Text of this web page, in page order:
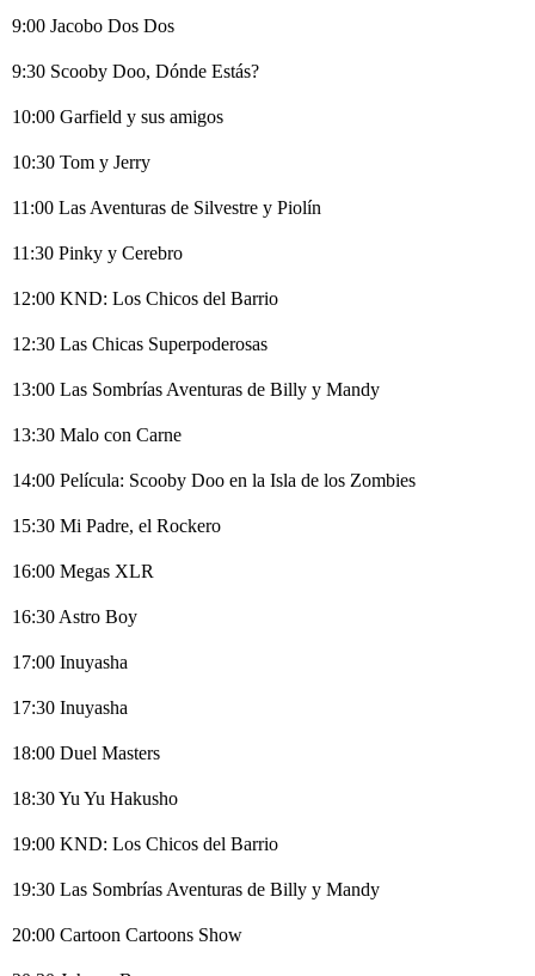
9:00 Jacobo Dos Dos
9:30 Scooby Doo, Dónde Estás?
10:00 Garfield y sus amigos
10:30 Tom y Jerry
11:00 Las Aventuras de Silvestre y Piolín
11:30 Pinky y Cerebro
12:00 KND: Los Chicos del Barrio
12:30 Las Chicas Superpoderosas
13:00 Las Sombrías Aventuras de Billy y Mandy
13:30 Malo con Carne
14:00 Película: Scooby Doo en la Isla de los Zombies
15:30 Mi Padre, el Rockero
16:00 Megas XLR
16:30 Astro Boy
17:00 Inuyasha
17:30 Inuyasha
18:00 Duel Masters
18:30 Yu Yu Hakusho
19:00 KND: Los Chicos del Barrio
19:30 Las Sombrías Aventuras de Billy y Mandy
20:00 Cartoon Cartoons Show